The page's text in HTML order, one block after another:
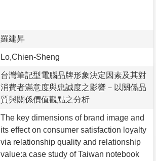
羅建昇
Lo,Chien-Sheng
台灣筆記型電腦品牌形象決定因素及其對
消費者滿意度與忠誠度之影響－以關係品
質與關係價值觀點之分析
The key dimensions of brand image and
its effect on consumer satisfaction loyalty
via relationship quality and relationship
value:a case study of Taiwan notebook